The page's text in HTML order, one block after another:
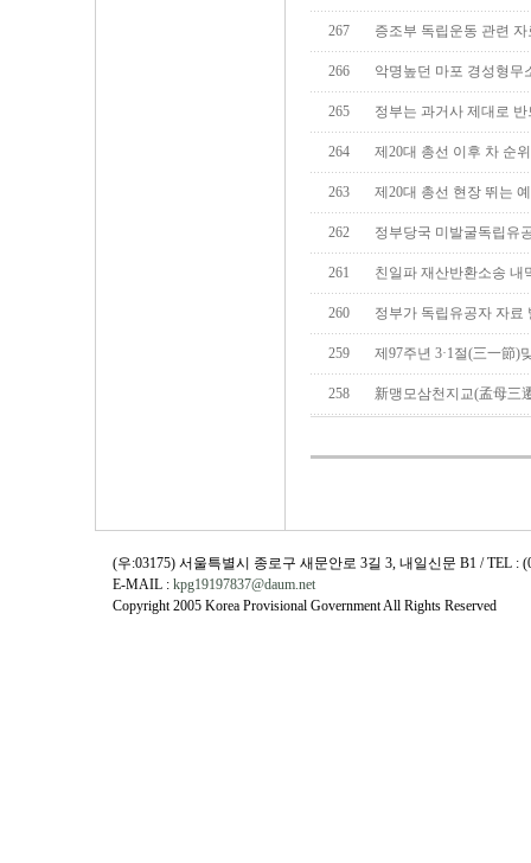
267 증조부 독립운동 관련
266 악명높던 마포 경성형
265 정부는 과거사 제대로
264 제20대 총선 이후 차 순
263 제20대 총선 현장 뛰는
262 정부당국 미발굴독립유
261 친일파 재산반환소송 내
260 정부가 독립유공자 자료
259 제97주년 3·1절(三一節
258 新맹모삼천지교(孟母三
(우:03175) 서울특별시 종로구 새문안로 3길 3, 내일신문 B1 / TEL :
E-MAIL : kpg19197837@daum.net
Copyright 2005 Korea Provisional Government All Rights Reserved